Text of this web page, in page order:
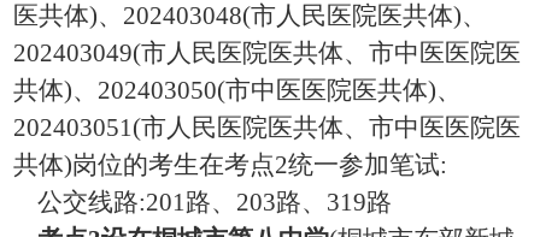
医共体)、 202403048(市人民医院医共体)、
202403049(市人民医院医共体、市中医医院医
共体)、 202403050(市中医医院医共体)、
202403051(市人民医院医共体、市中医医院医
共体)岗位的考生在考点2统一参加笔试:
公交线路:201路、 203路、 319路